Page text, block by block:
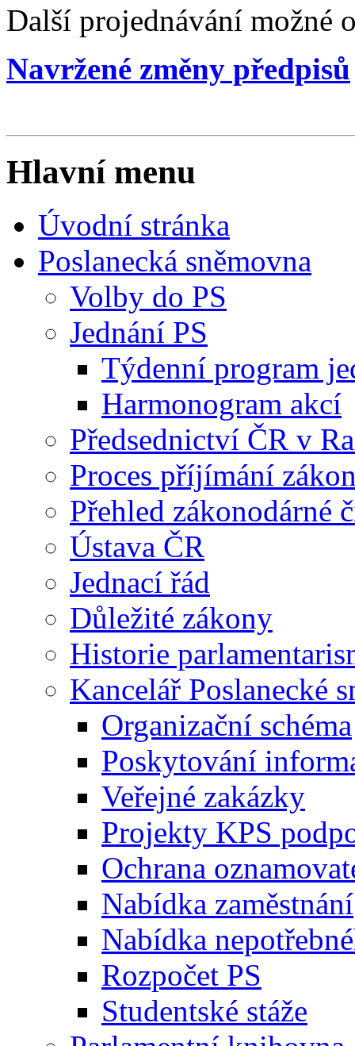
Další projednávání možné
Navržené změny předpisů
Hlavní menu
Úvodní stránka
Poslanecká sněmovna
Volby do PS
Jednání PS
Týdenní program
Harmonogram akcí
Předsednictví ČR v
Proces příjímání
Přehled zákonodárné
Ústava ČR
Jednací řád
Důležité zákony
Historie
Kancelář Poslanecké
Organizační schéma
Poskytování
Veřejné zakázky
Projekty KPS
Ochrana
Nabídka zaměstnání
Nabídka
Rozpočet PS
Studentské stáže